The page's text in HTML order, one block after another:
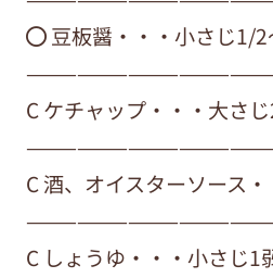
⚫︎ 豆板醤・・・小さじ1/2
C ケチャップ・・・大さ
C 酒、オイスターソース
C しょうゆ・・・小さじ1